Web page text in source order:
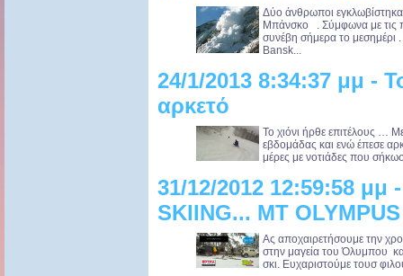
Δύο άνθρωποι
Μπάνσκο . Σύμφωνα με τις
συνέβη σήμερα το μεσημέρι
Bansk...
24/1/2013 8:34:37 μμ -
αρκετό
Το χιόνι ήρθε επιτέλους …
εβδομάδας και ενώ έπεσε
μέρες με νοτιάδες που
31/12/2012 12:59:58 μμ
SKIING... MT OLYMPUS
Ας αποχαιρετήσουμε την
στην μαγεία του Όλυμπου
σκι. Ευχαριστούμε τουσ